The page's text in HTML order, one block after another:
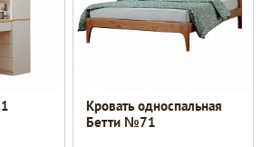
Кровать односпальная
Бетти №71